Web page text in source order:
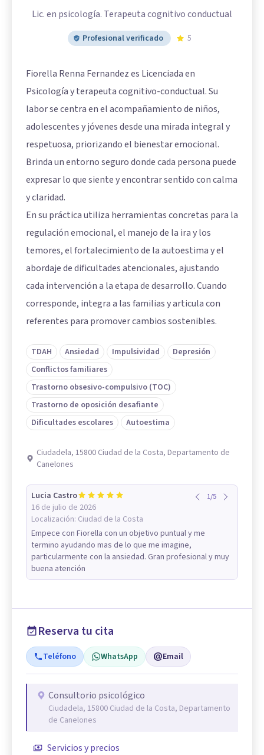
Lic. en psicología. Terapeuta cognitivo conductual
Profesional verificado 5
Fiorella Renna Fernandez es Licenciada en
Psicología y terapeuta cognitivo-conductual. Su
labor se centra en el acompañamiento de niños,
adolescentes y jóvenes desde una mirada integral y
respetuosa, priorizando el bienestar emocional.
Brinda un entorno seguro donde cada persona puede
expresar lo que siente y encontrar sentido con calma
y claridad.
En su práctica utiliza herramientas concretas para la
regulación emocional, el manejo de la ira y los
temores, el fortalecimiento de la autoestima y el
abordaje de dificultades atencionales, ajustando
cada intervención a la etapa de desarrollo. Cuando
corresponde, integra a las familias y articula con
referentes para promover cambios sostenibles.
TDAH Ansiedad Impulsividad
Depresión
Conflictos familiares
Trastorno obsesivo-compulsivo (TOC)
Trastorno de oposición desafiante
Dificultades escolares
Autoestima
Ciudadela, 15800 Ciudad de la Costa, Departamento de
Canelones
Lucia Castro
16 de julio de 2026
Localización: Ciudad de la Costa
1/5
Empece con Fiorella con un objetivo puntual y me
termino ayudando mas de lo que me imagine,
particularmente con la ansiedad. Gran profesional y muy
buena atención
Reserva tu cita
Teléfono WhatsApp Email
Consultorio psicológico
Ciudadela, 15800 Ciudad de la Costa, Departamento
de Canelones
Servicios y precios